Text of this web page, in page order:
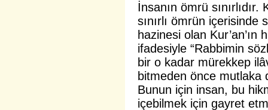
İnsanın ömrü sınırlıdır.
sınırlı ömrün içerisinde
hazinesi olan Kur’an’ın
ifadesiyle “Rabbimin
bir o kadar mürekkep
bitmeden önce mutlaka
Bunun için insan, bu
içebilmek için gayret